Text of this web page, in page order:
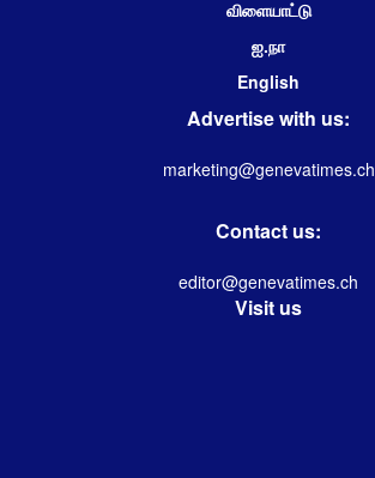
விளையாட்டு
ஐ.நா
English
Advertise with us:
marketing@genevatimes.ch
Contact us:
editor@genevatimes.ch
Visit us